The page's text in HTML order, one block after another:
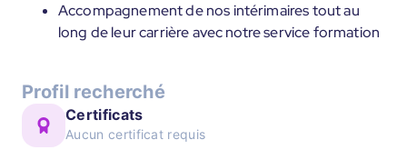
Accompagnement de nos intérimaires tout au
long de leur carrière avec notre service formation
Profil recherché
Certificats
Aucun certificat requis